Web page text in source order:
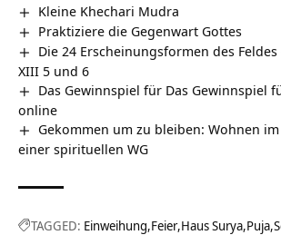
Kleine Khechari Mudra
Praktiziere die Gegenwart Gottes
Die 24 Erscheinungsformen des Feldes
XIII 5 und 6
Das Gewinnspiel für Das Gewinnspiel
online
Gekommen um zu bleiben: Wohnen
einer spirituellen WG
TAGGED: Einweihung Feier Haus Surya Puja